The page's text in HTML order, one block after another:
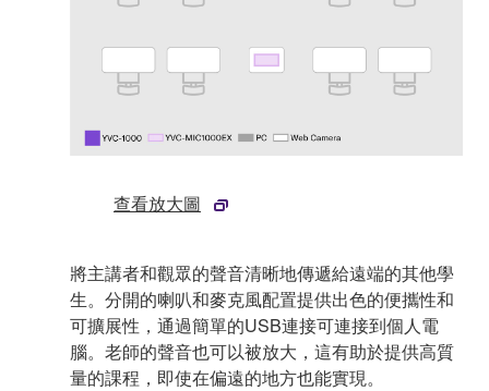
查看放大圖
將主講者和觀眾的聲音清晰地傳遞給遠端的其他學
生。分開的喇叭和麥克風配置提供出色的便攜性和
可擴展性，通過簡單的USB連接可連接到個人電
腦。老師的聲音也可以被放大，這有助於提供高質
量的課程，即使在偏遠的地方也能實現。